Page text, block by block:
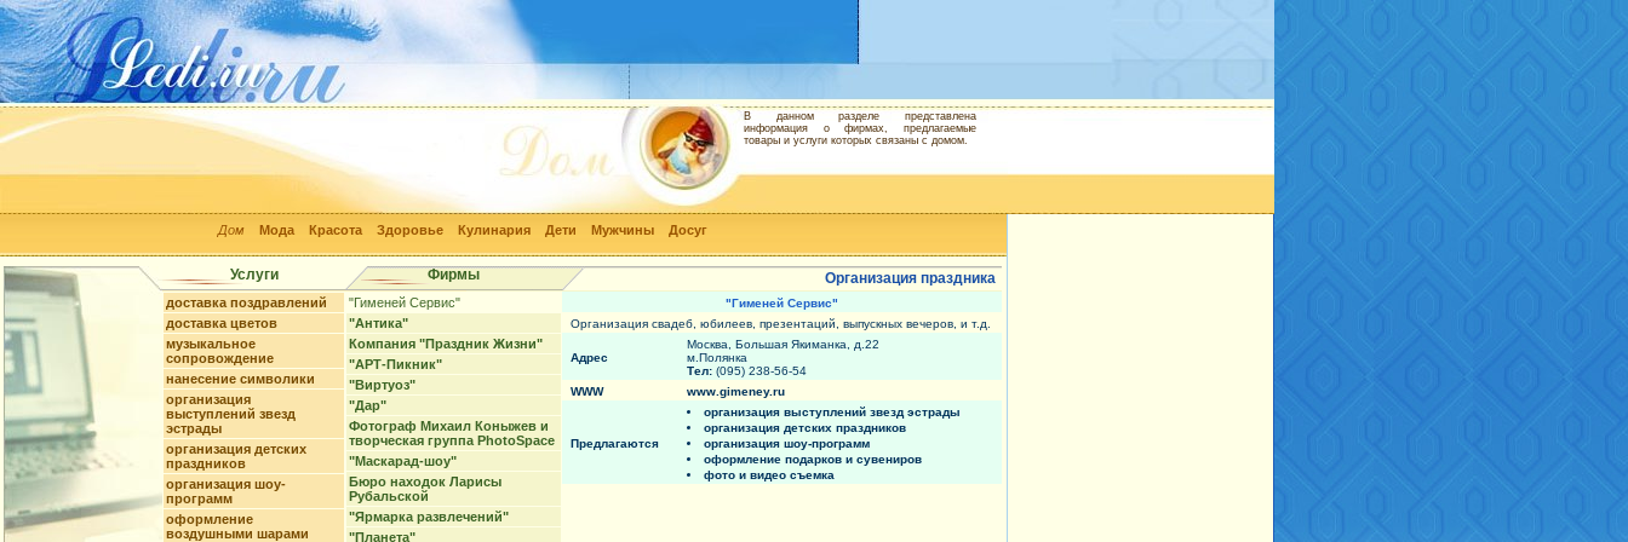
Дом Мода Красота Здоровье Кулинария Дети Мужчины Досуг
В данном разделе представлена
информация о фирмах, предлагаемые
товары и услуги которых связаны с домом.
Услуги Фирмы Организация праздника
доставка поздравлений
доставка цветов
музыкальное
сопровождение
нанесение символики
организация
выступлений звезд
эстрады
организация детских
праздников
организация шоу-
программ
оформление
воздушными шарами
"Гименей Сервис"
"Антика"
Компания "Праздник Жизни"
"АРТ-Пикник"
"Виртуоз"
"Дар"
Фотограф Михаил Коныжев и
творческая группа PhotoSpace
"Маскарад-шоу"
Бюро находок Ларисы
Рубальской
"Ярмарка развлечений"
"Планета"
"Гименей Сервис"
Организация свадеб, юбилеев, презентаций, выпускных вечеров, и т.д.
Адрес
Москва, Большая Якиманка, д.22
м.Полянка
Тел: (095) 238-56-54
WWW
www.gimeney.ru
Предлагаются
организация выступлений звезд эстрады
организация детских праздников
организация шоу-программ
оформление подарков и сувениров
фото и видео съемка